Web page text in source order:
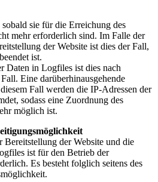
sie für die Erreichung des
mehr erforderlich sind. Im Falle der
der Website ist dies der Fall,
ist.
Daten in Logfiles ist dies nach
Eine darüberhinausgehende
Fall werden die IP-Adressen der
sodass eine Zuordnung des
möglich ist.
Bereitstellung der Website und die
ist für den Betrieb der
Es besteht folglich seitens des